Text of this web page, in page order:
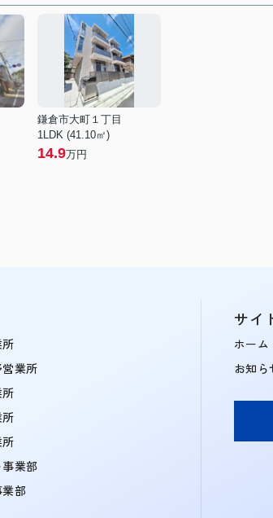
鎌倉市大町１丁目
1LDK (41.10㎡)
14.9万円
業所
業部
業部
サイ
ホーム
お知ら